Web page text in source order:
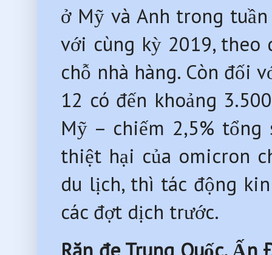
ở Mỹ và Anh trong
với cùng kỳ 2019, theo
chỗ nhà hàng. Còn đối
12 có đến khoảng
Mỹ – chiếm 2,5% tổng
thiệt hại của omicron
du lịch, thì tác động
các đợt dịch trước.